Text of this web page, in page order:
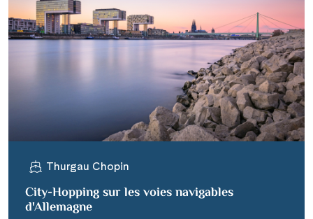
Messenger
WhatsApp
per E-Mail senden
### beschreibung_headline_default
does not exist in object type Ausflug
###
Thurgau Chopin
City-Hopping sur les voies navigables
d'Allemagne